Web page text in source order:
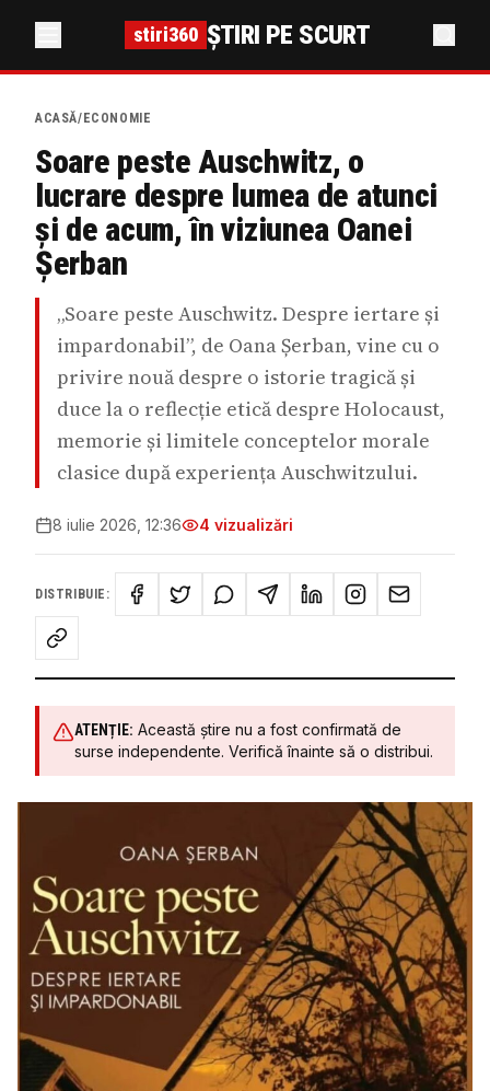
stiri360 ȘTIRI PE SCURT
ACASĂ/ ECONOMIE
Soare peste Auschwitz, o
lucrare despre lumea de atunci
și de acum, în viziunea Oanei
Șerban
„Soare peste Auschwitz. Despre iertare și
impardonabil”, de Oana Șerban, vine cu o
privire nouă despre o istorie tragică și
duce la o reflecție etică despre Holocaust,
memorie și limitele conceptelor morale
clasice după experiența Auschwitzului.
8 iulie 2026, 12:36 4 vizualizări
DISTRIBUIE:
ATENȚIE: Această știre nu a fost confirmată de
surse independente. Verifică înainte să o distribui.